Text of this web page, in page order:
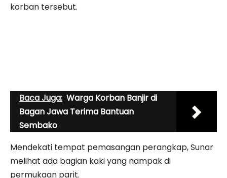
korban tersebut.
Baca Juga: Warga Korban Banjir di
Bagan Jawa Terima Bantuan
Sembako
Mendekati tempat pemasangan perangkap, Sunar
melihat ada bagian kaki yang nampak di
permukaan parit.